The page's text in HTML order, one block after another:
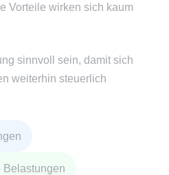
Vorteile wirken sich kaum
sinnvoll sein, damit sich
weiterhin steuerlich
Belastungen